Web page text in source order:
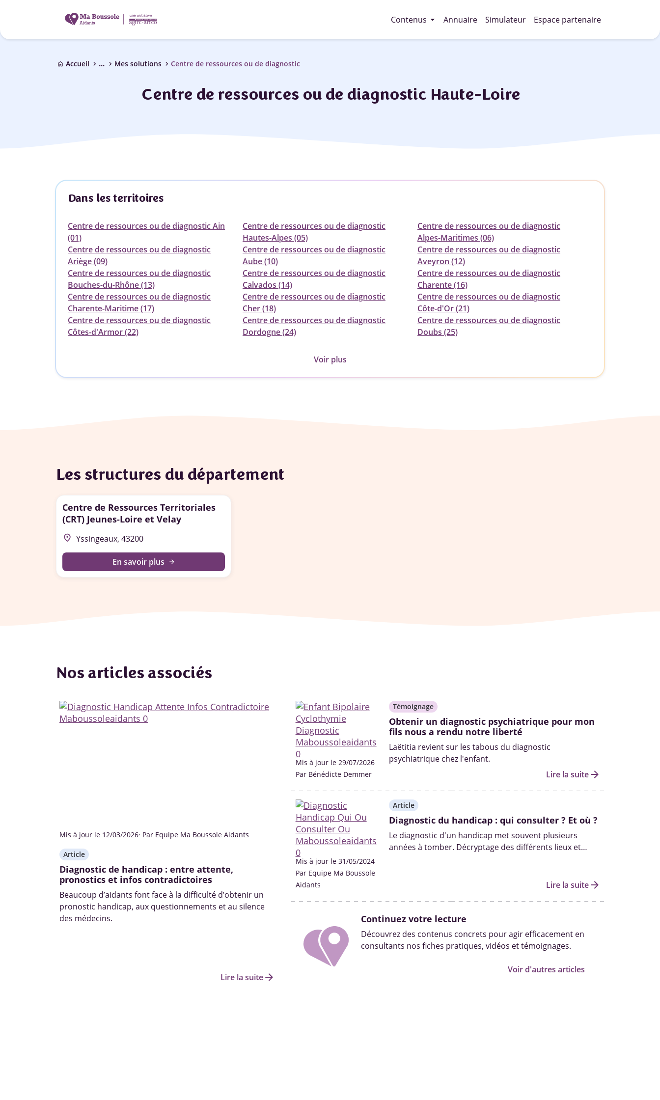
Contenus arrow_drop_down Annuaire Simulateur Espace partenaire
home Accueil chevron_right ... chevron_right Mes solutions chevron_right Centre de ressources ou de diagnostic
Centre de ressources ou de diagnostic Haute-Loire
Dans les territoires
Centre de ressources ou de diagnostic Ain
(01)
Centre de ressources ou de diagnostic
Hautes-Alpes (05)
Centre de ressources ou de diagnostic
Alpes-Maritimes (06)
Centre de ressources ou de diagnostic
Ariège (09)
Centre de ressources ou de diagnostic
Aube (10)
Centre de ressources ou de diagnostic
Aveyron (12)
Centre de ressources ou de diagnostic
Bouches-du-Rhône (13)
Centre de ressources ou de diagnostic
Calvados (14)
Centre de ressources ou de diagnostic
Charente (16)
Centre de ressources ou de diagnostic
Charente-Maritime (17)
Centre de ressources ou de diagnostic
Cher (18)
Centre de ressources ou de diagnostic
Côte-d'Or (21)
Centre de ressources ou de diagnostic
Côtes-d'Armor (22)
Centre de ressources ou de diagnostic
Dordogne (24)
Centre de ressources ou de diagnostic
Doubs (25)
Voir plus
Les structures du département
Centre de Ressources Territoriales
(CRT) Jeunes-Loire et Velay
place Yssingeaux, 43200
En savoir plus arrow_forward
Nos articles associés
Mis à jour le 12/03/2026· Par Equipe Ma Boussole Aidants
Article
Diagnostic de handicap : entre attente,
pronostics et infos contradictoires
Beaucoup d’aidants font face à la difficulté d’obtenir un
pronostic handicap, aux questionnements et au silence
des médecins.
Lire la suitearrow_forward
Mis à jour le 29/07/2026
Par Bénédicte Demmer
Témoignage
Obtenir un diagnostic psychiatrique pour mon
fils nous a rendu notre liberté
Laëtitia revient sur les tabous du diagnostic
psychiatrique chez l'enfant.
Lire la suitearrow_forward
Mis à jour le 31/05/2024
Par Equipe Ma Boussole
Aidants
Article
Diagnostic du handicap : qui consulter ? Et où ?
Le diagnostic d'un handicap met souvent plusieurs
années à tomber. Décryptage des différents lieux et
Lire la suitearrow_forward
Continuez votre lecture
Découvrez des contenus concrets pour agir efficacement en
consultants nos fiches pratiques, vidéos et témoignages.
Voir d'autres articles